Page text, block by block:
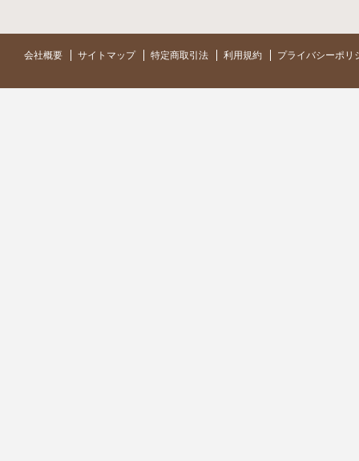
会社概要 サイトマップ 特定商取引法 利用規約 プライバシーポリ